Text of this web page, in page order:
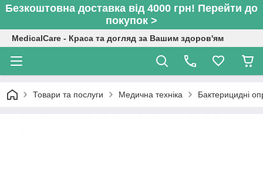
Безкоштовна доставка від 4000 грн! Перейти до
покупок >
MedicalCare - Краса та догляд за Вашим здоров'ям
Товари та послуги Медична техніка Бактерицидні